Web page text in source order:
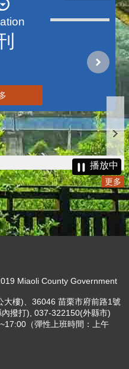
播放中
更多
Miaoli County Government
樓)、36046 苗栗市府前路1號
撥打), 037-322150(外縣市)
（彈性上班時間：上午